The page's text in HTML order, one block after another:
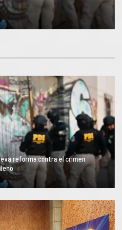
reforma contra el crimen